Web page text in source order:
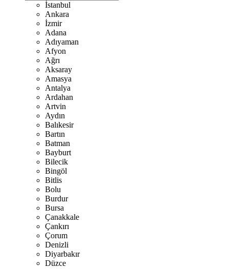
İstanbul
Ankara
İzmir
Adana
Adıyaman
Afyon
Ağrı
Aksaray
Amasya
Antalya
Ardahan
Artvin
Aydın
Balıkesir
Bartın
Batman
Bayburt
Bilecik
Bingöl
Bitlis
Bolu
Burdur
Bursa
Çanakkale
Çankırı
Çorum
Denizli
Diyarbakır
Düzce